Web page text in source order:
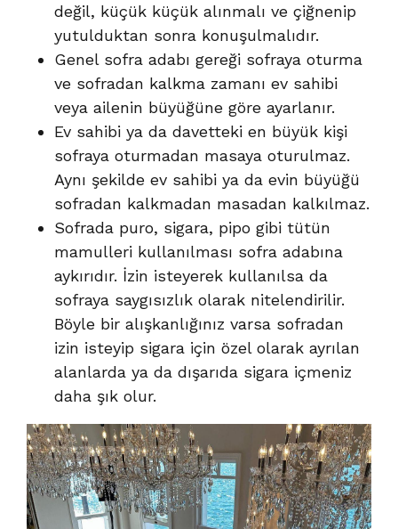
değil, küçük küçük alınmalı ve çiğnenip
yutulduktan sonra konuşulmalıdır.
Genel sofra adabı gereği sofraya oturma
ve sofradan kalkma zamanı ev sahibi
veya ailenin büyüğüne göre ayarlanır.
Ev sahibi ya da davetteki en büyük kişi
sofraya oturmadan masaya oturulmaz.
Aynı şekilde ev sahibi ya da evin büyüğü
sofradan kalkmadan masadan kalkılmaz.
Sofrada puro, sigara, pipo gibi tütün
mamulleri kullanılması sofra adabına
aykırıdır. İzin isteyerek kullanılsa da
sofraya saygısızlık olarak nitelendirilir.
Böyle bir alışkanlığınız varsa sofradan
izin isteyip sigara için özel olarak ayrılan
alanlarda ya da dışarıda sigara içmeniz
daha şık olur.